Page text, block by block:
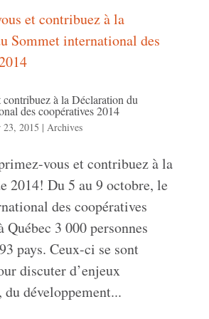
à la Déclaration du
des coopératives 2014
23, 2015 | Archives
vous et contribuez à la
2014! Du 5 au 9 octobre, le
des coopératives
Québec 3 000 personnes
pays. Ceux-ci se sont
discuter d’enjeux
du développement...